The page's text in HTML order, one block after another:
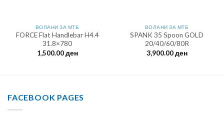
ВОЛАНИ ЗА МТБ
FORCE Flat Handlebar H4.4
31.8×780
1,500.00ден
ВОЛАНИ ЗА МТБ
SPANK 35 Spoon GOLD
20/40/60/80R
3,900.00ден
FACEBOOK PAGES